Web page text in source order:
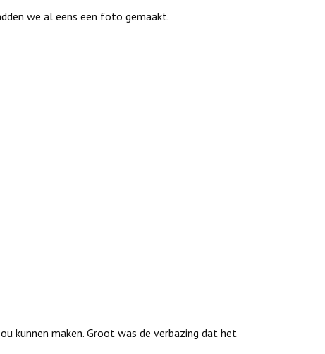
we al eens een foto gemaakt.
kunnen maken. Groot was de verbazing dat het